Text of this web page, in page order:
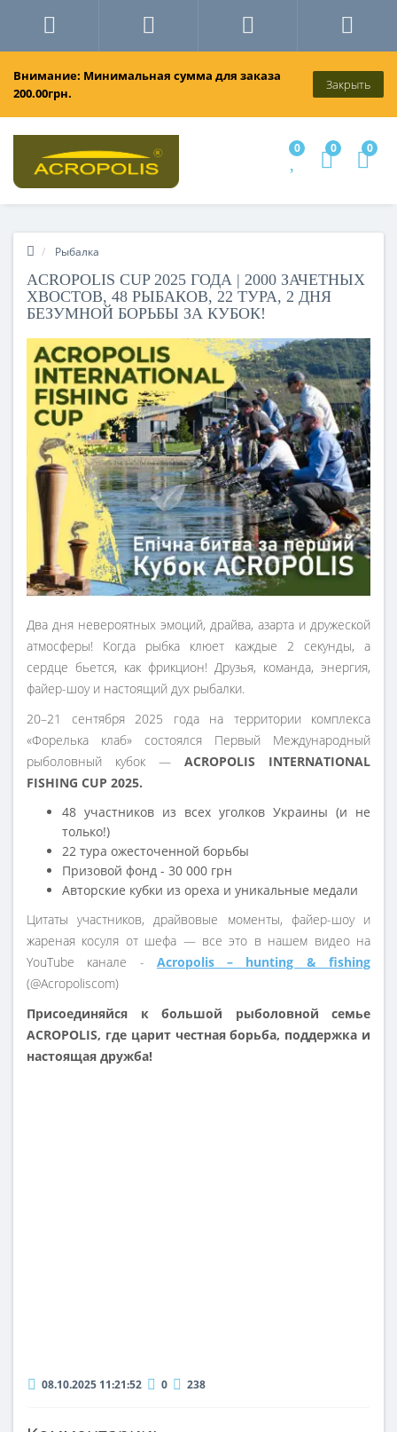
Внимание: Минимальная сумма для заказа
200.00грн.
Закрыть
0 0 0
Рыбалка
ACROPOLIS CUP 2025 ГОДА | 2000 ЗАЧЕТНЫХ
ХВОСТОВ, 48 РЫБАКОВ, 22 ТУРА, 2 ДНЯ
БЕЗУМНОЙ БОРЬБЫ ЗА КУБОК!
Два дня невероятных эмоций, драйва, азарта и дружеской
атмосферы! Когда рыбка клюет каждые 2 секунды, а
сердце бьется, как фрикцион! Друзья, команда, энергия,
файер-шоу и настоящий дух рыбалки.
20–21 сентября 2025 года на территории комплекса
«Форелька клаб» состоялся Первый Международный
рыболовный кубок — ACROPOLIS INTERNATIONAL
FISHING CUP 2025.
48 участников из всех уголков Украины (и не
только!)
22 тура ожесточенной борьбы
Призовой фонд - 30 000 грн
Авторские кубки из ореха и уникальные медали
Цитаты участников, драйвовые моменты, файер-шоу и
жареная косуля от шефа — все это в нашем видео на
YouTube канале - Acropolis – hunting & fishing
(@Acropoliscom)
Присоединяйся к большой рыболовной семье
ACROPOLIS, где царит честная борьба, поддержка и
настоящая дружба!
08.10.2025 11:21:52 0 238